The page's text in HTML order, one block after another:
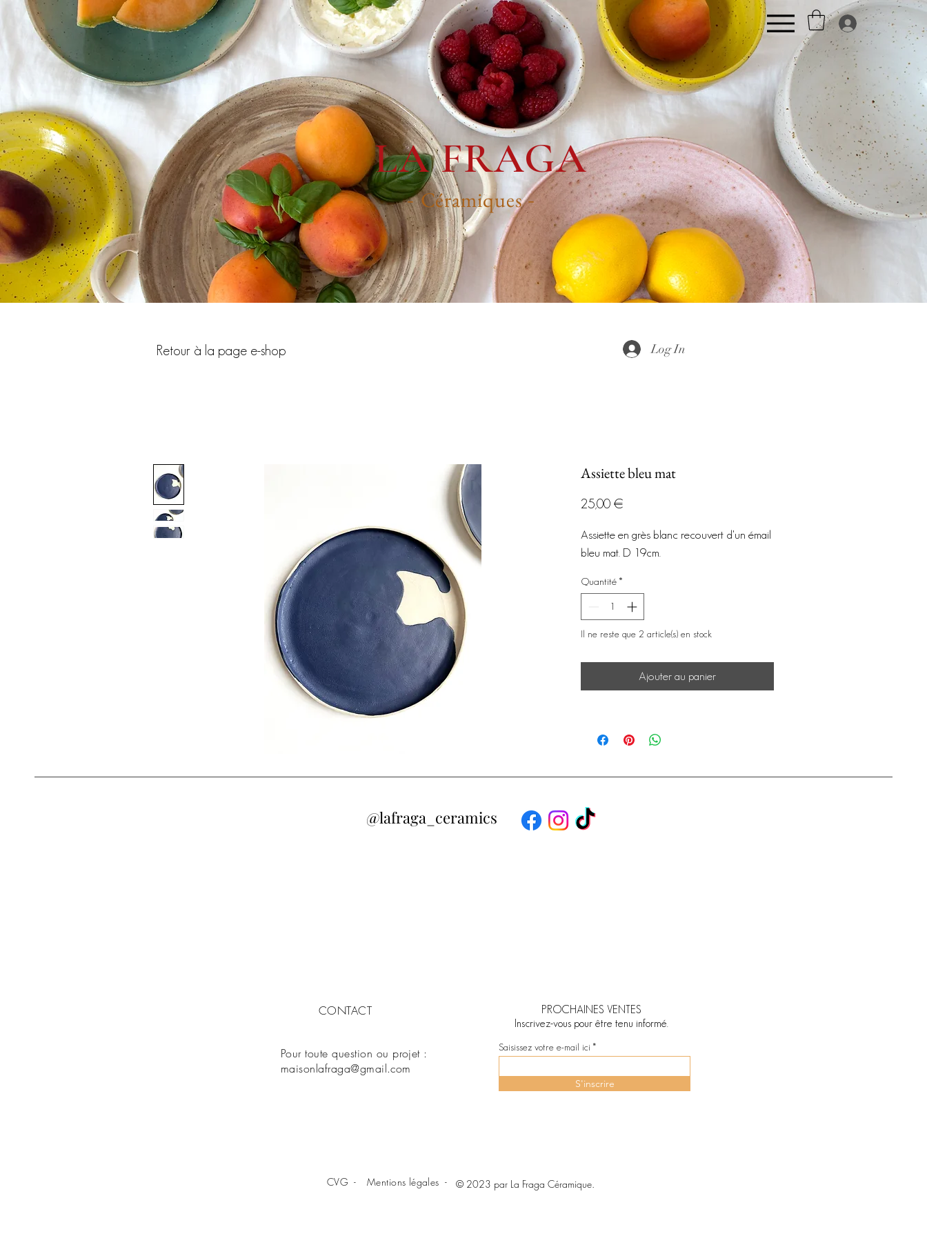
LA FRAGA
-Céramiques -
Log In
Retour à la page e-shop
Assiette bleu mat
25,00 €Prix
Assiette en grès blanc recouvert d'un émail
bleu mat. D 19cm.
Quantité *
Il ne reste que 2 article(s) en stock
Ajouter au panier
@lafraga_ceramics
CONTACT
Pour toute question ou projet :
maisonlafraga@gmail.com
PROCHAINES VENTES
Inscrivez-vous pour être tenu informé.
Saisissez votre e-mail ici
S'inscrire
CVG - Mentions légales - © 2023 par La Fraga Céramique.